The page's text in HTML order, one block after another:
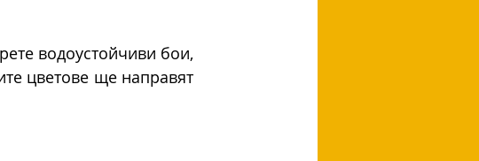
водоустойчиви бои,
цветове ще направят